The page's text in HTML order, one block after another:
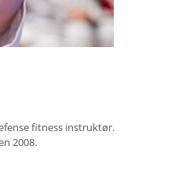
fitness instruktør.
2008.